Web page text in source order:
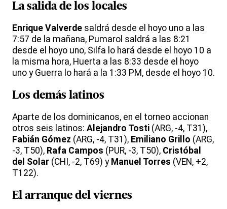
La salida de los locales
Enrique Valverde saldrá desde el hoyo uno a las
7:57 de la mañana, Pumarol saldrá a las 8:21
desde el hoyo uno, Silfa lo hará desde el hoyo 10 a
la misma hora, Huerta a las 8:33 desde el hoyo
uno y Guerra lo hará a la 1:33 PM, desde el hoyo 10.
Los demás latinos
Aparte de los dominicanos, en el torneo accionan
otros seis latinos: Alejandro Tosti (ARG, -4, T31),
Fabián Gómez (ARG, -4, T31), Emiliano Grillo (ARG,
-3, T50), Rafa Campos (PUR, -3, T50), Cristóbal
del Solar (CHI, -2, T69) y Manuel Torres (VEN, +2,
T122).
El arranque del viernes